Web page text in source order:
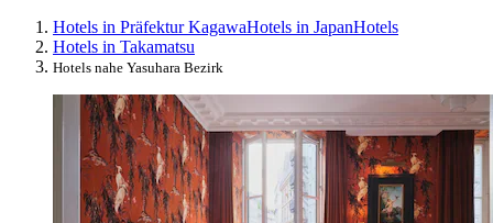
Hotels in Präfektur KagawaHotels in JapanHotels
Hotels in Takamatsu
Hotels nahe Yasuhara Bezirk